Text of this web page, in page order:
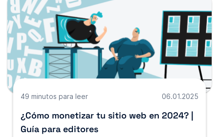
49 minutos para leer 06.01.2025
¿Cómo monetizar tu sitio web en 2024? |
Guía para editores